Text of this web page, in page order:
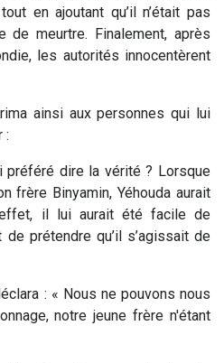
en ajoutant qu’il n’était pas
de meurtre. Finalement, après
les autorités innocentèrent
ainsi aux personnes qui lui
:
préféré dire la vérité ? Lorsque
frère Binyamin, Yéhouda aurait
il lui aurait été facile de
prétendre qu’il s’agissait de
: « Nous ne pouvons nous
notre jeune frère n'étant